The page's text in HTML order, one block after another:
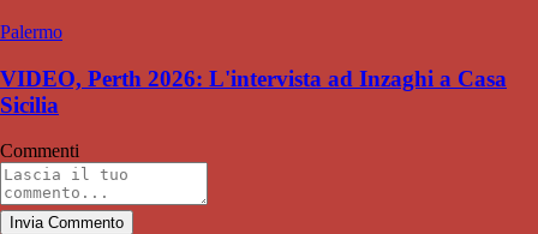
Palermo
VIDEO, Perth 2026: L'intervista ad Inzaghi a Casa
Sicilia
Commenti
Invia Commento